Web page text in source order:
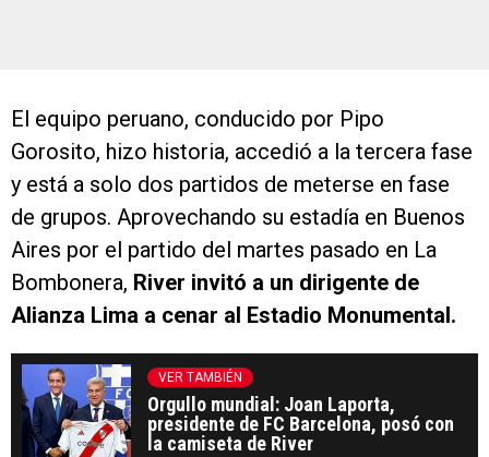
El equipo peruano, conducido por Pipo
Gorosito, hizo historia, accedió a la tercera fase
y está a solo dos partidos de meterse en fase
de grupos. Aprovechando su estadía en Buenos
Aires por el partido del martes pasado en La
Bombonera, River invitó a un dirigente de
Alianza Lima a cenar al Estadio Monumental.
VER TAMBIÉN
Orgullo mundial: Joan Laporta,
presidente de FC Barcelona, posó con
la camiseta de River